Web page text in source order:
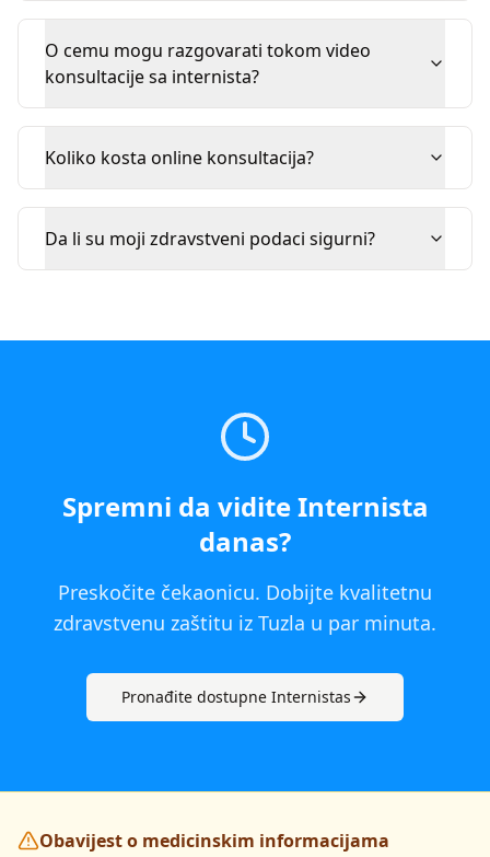
O cemu mogu razgovarati tokom video
konsultacije sa internista?
Koliko kosta online konsultacija?
Da li su moji zdravstveni podaci sigurni?
Spremni da viditeInternista
danas?
Preskočite čekaonicu. Dobijte kvalitetnu
zdravstvenu zaštitu iz Tuzla u par minuta.
Pronađite dostupne Internistas
Obavijest o medicinskim informacijama